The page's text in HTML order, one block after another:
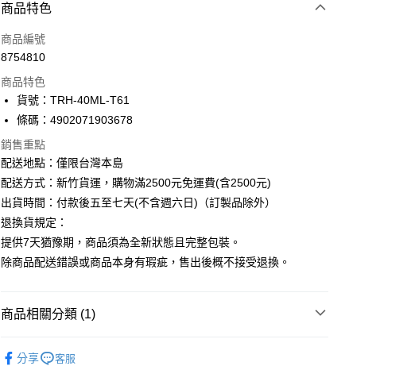
付款方式
信用卡一次付款
街口支付
悠遊付
ATM付款
運送方式
下單前請先詢問庫存
每筆NT$130，滿NT$2,500(含以上)免運費
商品特色
商品編號
8754810
商品特色
貨號：TRH-40ML-T61
條碼：4902071903678
銷售重點
配送地點：僅限台灣本島
配送方式：新竹貨運，購物滿2500元免運費(含2500元)
出貨時間：付款後五至七天(不含週六日)（訂製品除外）
退換貨規定：
提供7天猶豫期，商品須為全新狀態且完整包裝。
除商品配送錯誤或商品本身有瑕疵，售出後概不接受退換。
商品相關分類 (1)
分享
客服